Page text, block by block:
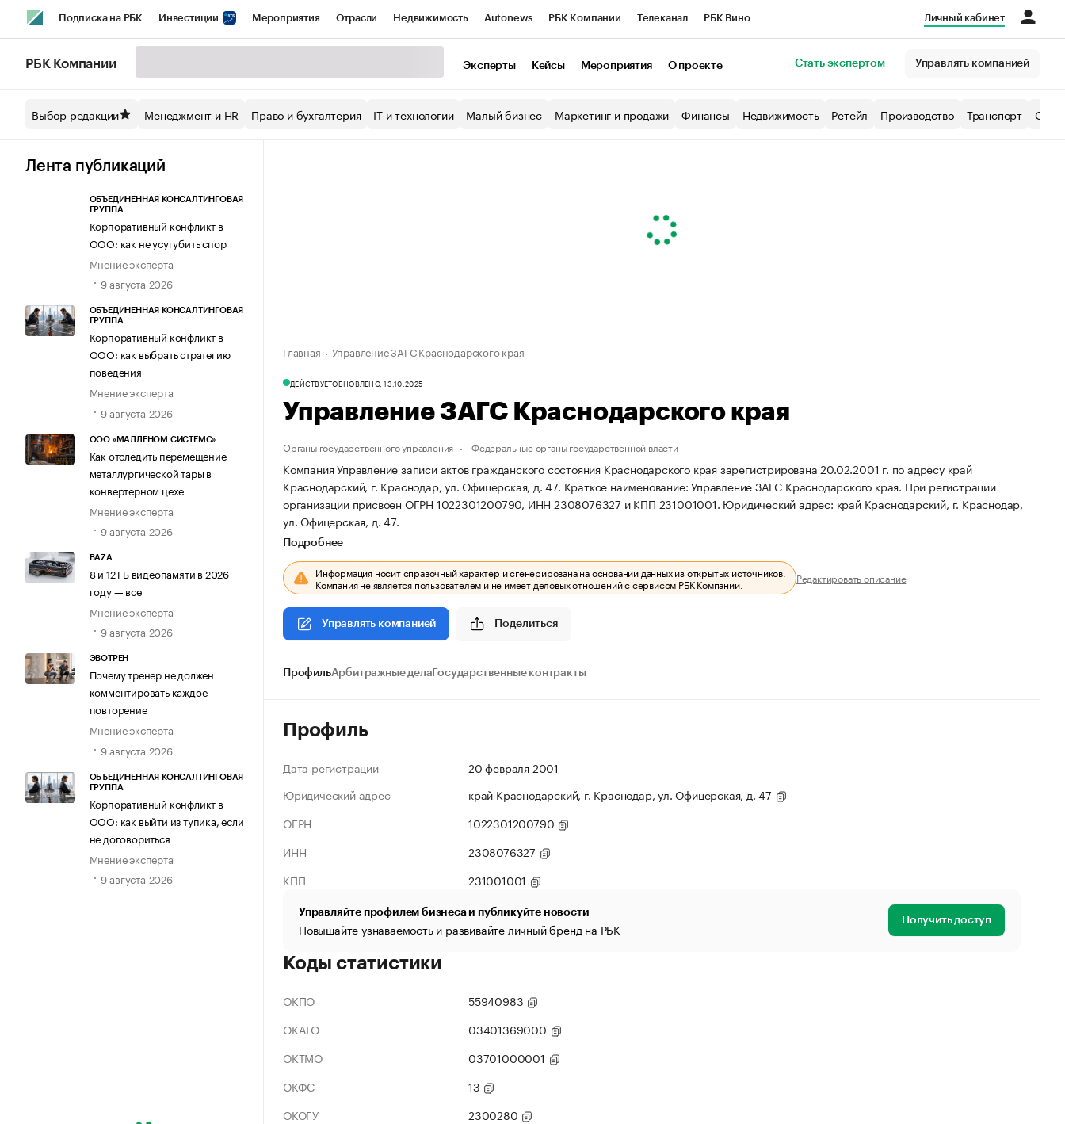
Подписка на РБК Инвестиции Мероприятия Отрасли Недвижимость Autonews РБК Компании Телеканал РБК Вино
Спецпроекты СПб Конференции СПб Спецпроекты Экономика Бизнес
Технологии и медиа
Личный кабинет
РБК Компании Эксперты Кейсы Мероприятия О проекте Стать экспертом Управлять компанией
Выбор редакции Менеджмент и HR Право и бухгалтерия IT и технологии Малый бизнес Маркетинг и продажи Финансы Недвижимость Ретейл Производство Транспорт
Лента публикаций
ОБЪЕДИНЕННАЯ КОНСАЛТИНГОВАЯ
ГРУППА
Корпоративный конфликт в
ООО: как не усугубить спор
Мнение эксперта
9 августа 2026
ОБЪЕДИНЕННАЯ КОНСАЛТИНГОВАЯ
ГРУППА
Корпоративный конфликт в
ООО: как выбрать стратегию
поведения
Мнение эксперта
9 августа 2026
ООО «МАЛЛЕНОМ СИСТЕМС»
Как отследить перемещение
металлургической тары в
конвертерном цехе
Мнение эксперта
9 августа 2026
BAZA
8 и 12 ГБ видеопамяти в 2026
году — все
Мнение эксперта
9 августа 2026
ЭВОТРЕН
Почему тренер не должен
комментировать каждое
повторение
Мнение эксперта
9 августа 2026
ОБЪЕДИНЕННАЯ КОНСАЛТИНГОВАЯ
ГРУППА
Корпоративный конфликт в
ООО: как выйти из тупика, если
не договориться
Мнение эксперта
9 августа 2026
Главная Управление ЗАГС Краснодарского края
ДЕЙСТВУЕТОБНОВЛЕНО, 13.10.2025
Управление ЗАГС Краснодарского края
Органы государственного управления Федеральные органы государственной власти
Компания Управление записи актов гражданского состояния Краснодарского края зарегистрирована 20.02.2001 г. по адресу край
Краснодарский, г. Краснодар, ул. Офицерская, д. 47. Краткое наименование: Управление ЗАГС Краснодарского края. При регистрации
организации присвоен ОГРН 1022301200790, ИНН 2308076327 и КПП 231001001. Юридический адрес: край Краснодарский, г. Краснодар,
ул. Офицерская, д. 47.
Подробнее
Информация носит справочный характер и сгенерирована на основании данных из открытых источников.
Компания не является пользователем и не имеет деловых отношений с сервисом РБК Компании. Редактировать описание
Управлять компанией Поделиться
ПрофильАрбитражные дела Государственные контракты
Профиль
Дата регистрации
20 февраля 2001
Юридический адрес
край Краснодарский, г. Краснодар, ул. Офицерская, д. 47
ОГРН
1022301200790
ИНН
2308076327
КПП
231001001
Управляйте профилем бизнеса и публикуйте новости
Повышайте узнаваемость и развивайте личный бренд на РБК Получить доступ
Коды статистики
ОКПО
55940983
ОКАТО
03401369000
ОКТМО
03701000001
ОКФС
13
ОКОГУ
2300280